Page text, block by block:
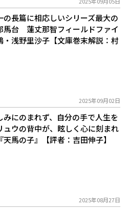
の長篇に相応しいシリーズ最大の
邪馬台 蓮丈那智フィールドファイ
浅野里沙子【文庫巻末解説：村
2025年09月02日
みにのまれず、自分の手で人生を
ュウの背中が、眩しく心に刻まれ
天馬の子』【評者：吉田伸子】
2025年08月27日